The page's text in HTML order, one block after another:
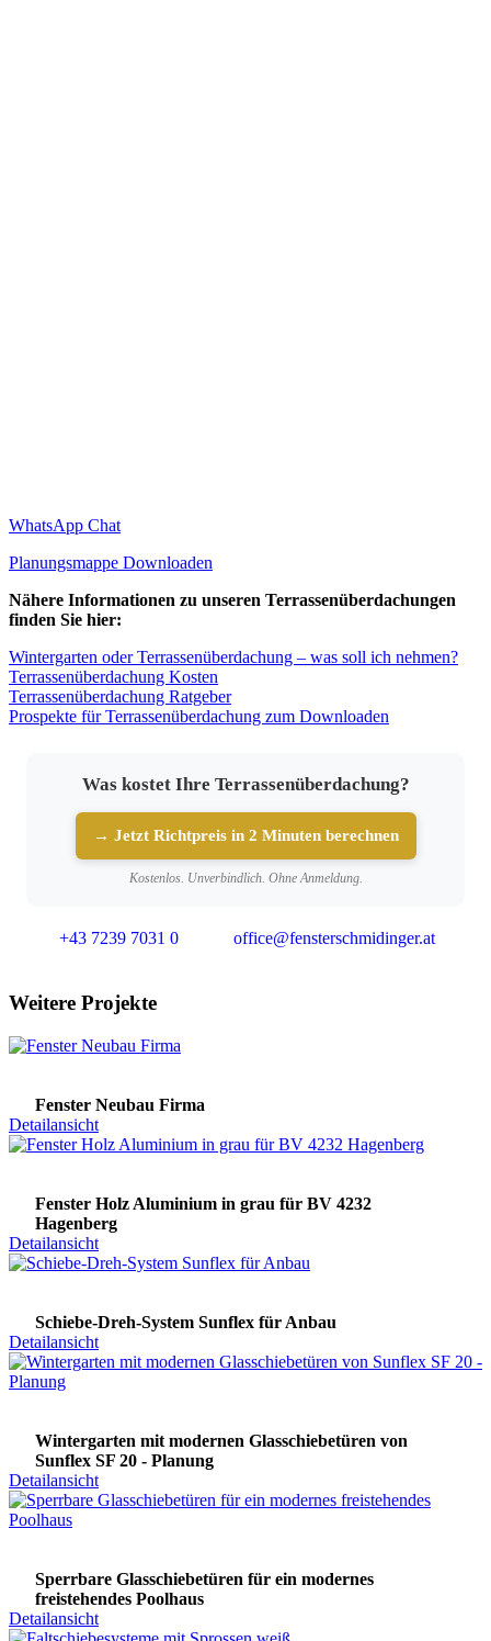
WhatsApp Chat
Planungsmappe Downloaden
Nähere Informationen zu unseren Terrassenüberdachungen
finden Sie hier:
Wintergarten oder Terrassenüberdachung – was soll ich nehmen?
Terrassenüberdachung Kosten
Terrassenüberdachung Ratgeber
Prospekte für Terrassenüberdachung zum Downloaden
Was kostet Ihre Terrassenüberdachung?
→ Jetzt Richtpreis in 2 Minuten berechnen
Kostenlos. Unverbindlich. Ohne Anmeldung.
+43 7239 7031 0 office@fensterschmidinger.at
Weitere Projekte
Fenster Neubau Firma
Detailansicht
Fenster Holz Aluminium in grau für BV 4232
Hagenberg
Detailansicht
Schiebe-Dreh-System Sunflex für Anbau
Detailansicht
Wintergarten mit modernen Glasschiebetüren von
Sunflex SF 20 - Planung
Detailansicht
Sperrbare Glasschiebetüren für ein modernes
freistehendes Poolhaus
Detailansicht